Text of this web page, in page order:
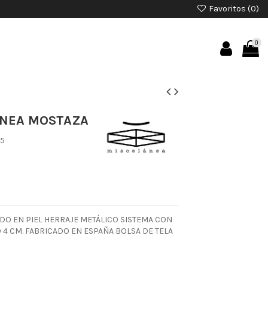
Favoritos (0)
0
MOSTAZA
EN PIEL HERRAJE METÁLICO SISTEMA CON
CM. FABRICADO EN ESPAÑA BOLSA DE TELA